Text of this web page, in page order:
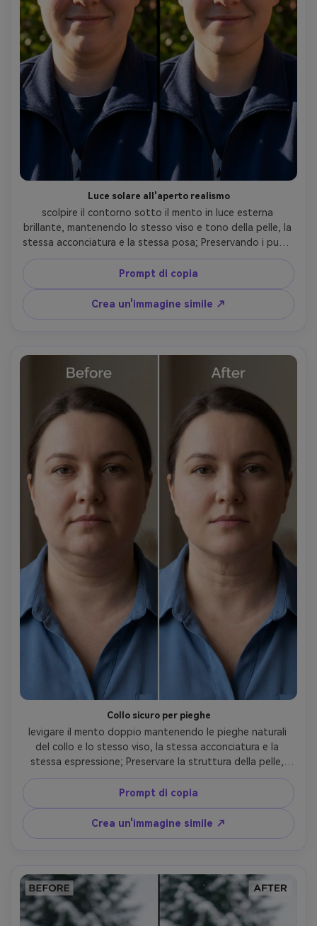
Luce solare all'aperto realismo
scolpire il contorno sotto il mento in luce esterna
brillante, mantenendo lo stesso viso e tono della pelle, la
stessa acconciatura e la stessa posa; Preservando i punti
salienti illuminati dal sole, preservando la direzione
dell'ombra e mantenendo invariati i bordi dei capelli e i
dettagli di sfondo- -ar 4:5
Prompt di copia
Crea un'immagine simile ↗
Collo sicuro per pieghe
levigare il mento doppio mantenendo le pieghe naturali
del collo e lo stesso viso, la stessa acconciatura e la
stessa espressione; Preservare la struttura della pelle,
preservare l'illuminazione originale e mantenere intatti lo
sfondo e le cuciture dell'abito-AR 4:5
Prompt di copia
Crea un'immagine simile ↗